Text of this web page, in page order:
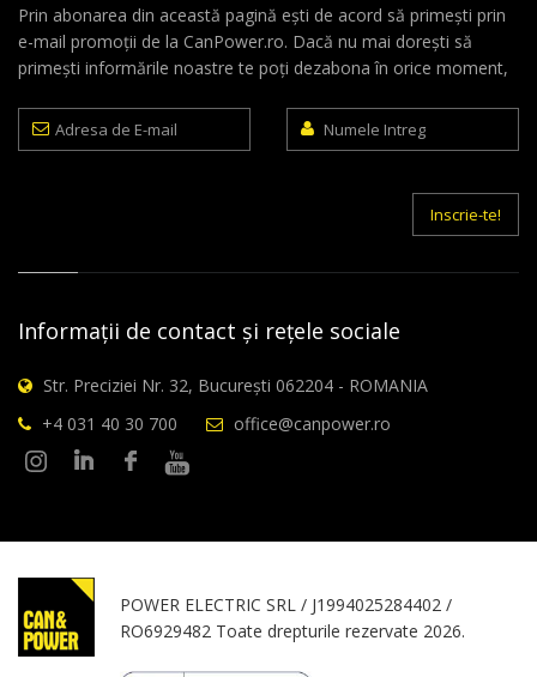
Prin abonarea din această pagină ești de acord să primești prin
e-mail promoții de la CanPower.ro. Dacă nu mai dorești să
primești informările noastre te poți dezabona în orice moment,
Adresa
de
Numele
Intreg
Inscrie-te!
Informații de contact și rețele sociale
Str. Preciziei Nr. 32, București 062204 - ROMANIA
+4 031 40 30 700
office@canpower.ro
POWER ELECTRIC SRL / J1994025284402 /
RO6929482 Toate drepturile rezervate 2026.